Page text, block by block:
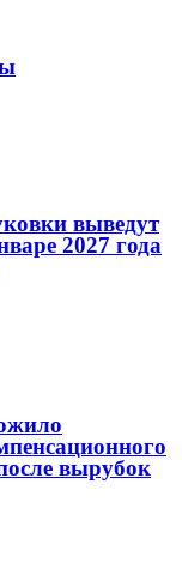
выведут
2027 года
вырубок